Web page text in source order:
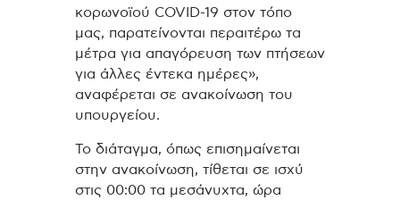
κορωνοϊού COVID-19 στον τόπο
μας, παρατείνονται περαιτέρω τα
μέτρα για απαγόρευση των πτήσεων
για άλλες έντεκα ημέρες»,
αναφέρεται σε ανακοίνωση του
υπουργείου.
Το διάταγμα, όπως επισημαίνεται
στην ανακοίνωση, τίθεται σε ισχύ
στις 00:00 τα μεσάνυχτα, ώρα